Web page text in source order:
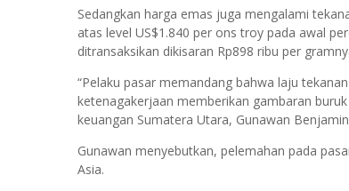
Sedangkan harga emas juga mengalami
atas level US$1.840 per ons troy pada awal
ditransaksikan dikisaran Rp898 ribu per
“Pelaku pasar memandang bahwa laju
ketenagakerjaan memberikan gambaran
keuangan Sumatera Utara, Gunawan
Gunawan menyebutkan, pelemahan pada
Asia.